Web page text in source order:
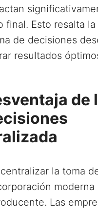
final. Esto resalta
de decisiones
resultados
de
la toma
moderna
Las